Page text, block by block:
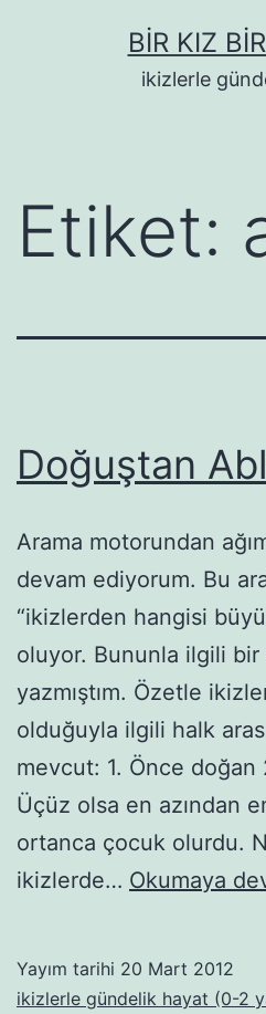
BIR KIZ
ikizlerle
Etiket:
Doğuştan
Arama motorundan
devam ediyorum. Bu
“ikizlerden hangisi
oluyor. Bununla ilgili
yazmıştım. Özetle
olduğuyla ilgili halk
mevcut: 1. Önce doğan
Üçüz olsa en azından
ortanca çocuk olurdu.
ikizlerde… Okumaya
Yayım tarihi 20 Mart 2012
ikizlerle gündelik hayat (0-2